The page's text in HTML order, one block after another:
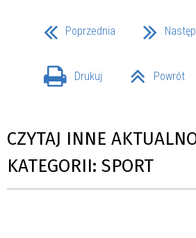
Poprzednia
Drukuj Powrót
CZYTAJ INNE
KATEGORII: SPORT